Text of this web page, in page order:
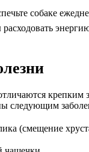
собаке
крепким
следующим
(смещение